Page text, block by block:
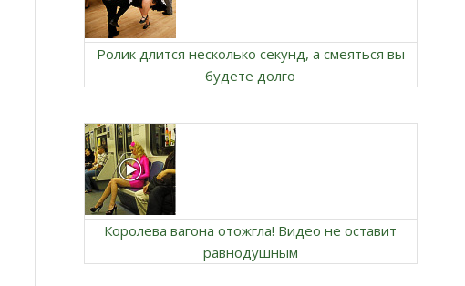
Ролик длится несколько секунд, а смеяться вы
будете долго
Королева вагона отожгла! Видео не оставит
равнодушным